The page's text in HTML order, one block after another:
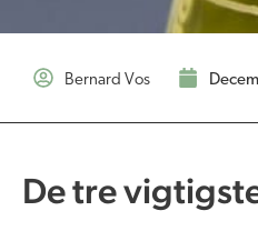
Bernard Vos
De tre